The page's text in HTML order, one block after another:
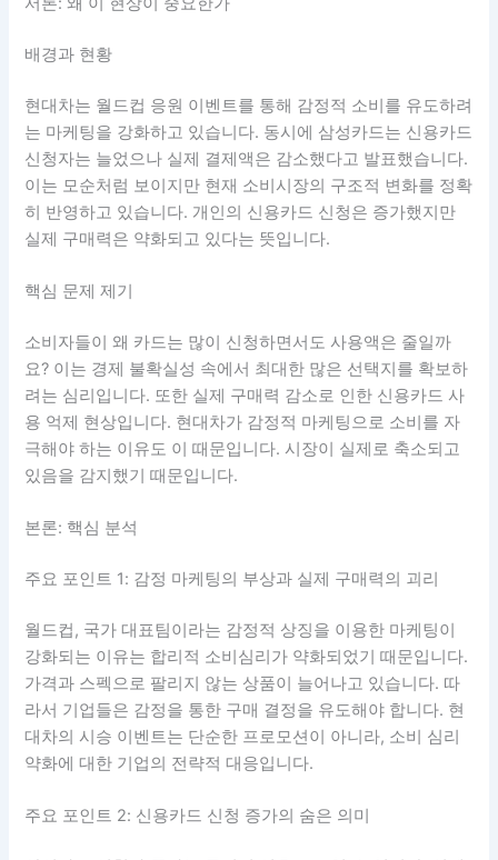
배경과 현황
현대차는 월드컵 응원 이벤트를 통해 감정적 소비를 유도하려
는 마케팅을 강화하고 있습니다. 동시에 삼성카드는 신용카드
신청자는 늘었으나 실제 결제액은 감소했다고 발표했습니다.
이는 모순처럼 보이지만 현재 소비시장의 구조적 변화를 정확
히 반영하고 있습니다. 개인의 신용카드 신청은 증가했지만
실제 구매력은 약화되고 있다는 뜻입니다.
핵심 문제 제기
소비자들이 왜 카드는 많이 신청하면서도 사용액은 줄일까
요? 이는 경제 불확실성 속에서 최대한 많은 선택지를 확보하
려는 심리입니다. 또한 실제 구매력 감소로 인한 신용카드 사
용 억제 현상입니다. 현대차가 감정적 마케팅으로 소비를 자
극해야 하는 이유도 이 때문입니다. 시장이 실제로 축소되고
있음을 감지했기 때문입니다.
본론: 핵심 분석
주요 포인트 1: 감정 마케팅의 부상과 실제 구매력의 괴리
월드컵, 국가 대표팀이라는 감정적 상징을 이용한 마케팅이
강화되는 이유는 합리적 소비심리가 약화되었기 때문입니다.
가격과 스펙으로 팔리지 않는 상품이 늘어나고 있습니다. 따
라서 기업들은 감정을 통한 구매 결정을 유도해야 합니다. 현
대차의 시승 이벤트는 단순한 프로모션이 아니라, 소비 심리
약화에 대한 기업의 전략적 대응입니다.
주요 포인트 2: 신용카드 신청 증가의 숨은 의미